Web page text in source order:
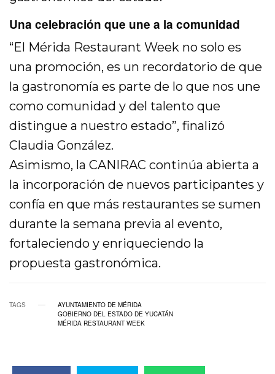
Una celebración que une a la comunidad
“El Mérida Restaurant Week no solo es
una promoción, es un recordatorio de que
la gastronomía es parte de lo que nos une
como comunidad y del talento que
distingue a nuestro estado”, finalizó
Claudia González.
Asimismo, la CANIRAC continúa abierta a
la incorporación de nuevos participantes y
confía en que más restaurantes se sumen
durante la semana previa al evento,
fortaleciendo y enriqueciendo la
propuesta gastronómica.
TAGS
AYUNTAMIENTO DE MÉRIDA
GOBIERNO DEL ESTADO DE YUCATÁN
MÉRIDA RESTAURANT WEEK